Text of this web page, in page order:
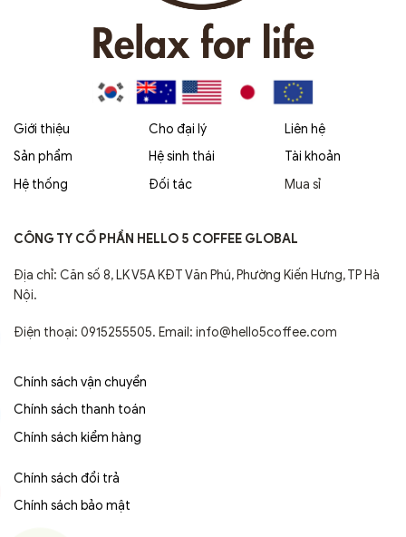
Giới thiệu
Sản phẩm
Hệ thống
Cho đại lý
Hệ sinh thái
Đối tác
Liên hệ
Tài khoản
Mua sỉ
CÔNG TY CỔ PHẦN HELLO 5 COFFEE GLOBAL
Địa chỉ: Căn số 8, LK V5A KĐT Văn Phú, Phường Kiến Hưng, TP Hà
Nội.
Điện thoại: 0915255505. Email: info@hello5coffee.com
Chính sách vận chuyển
Chính sách thanh toán
Chính sách kiểm hàng
Chính sách đổi trả
Chính sách bảo mật